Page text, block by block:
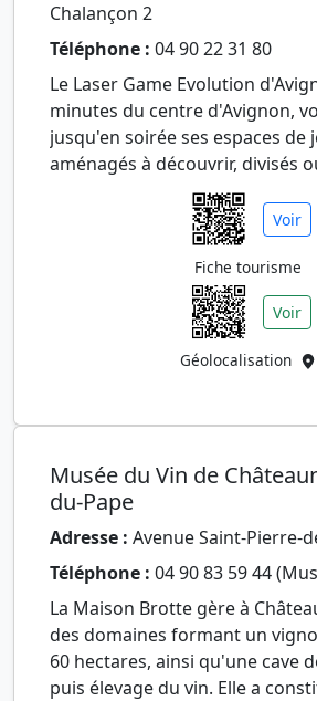
Chalançon 2
Téléphone : 04 90 22 31 80
Le Laser Game Evolution
minutes du centre d'Avignon,
jusqu'en soirée ses espaces de
aménagés à découvrir, divisés
labyrinthes à plusieurs niveaux.…
Voir
Fiche tourisme
Voir
Géolocalisation
Musée du Vin de
du-Pape
Adresse : Avenue Saint-Pierre-
Téléphone : 04 90 83 59 44
La Maison Brotte gère à
des domaines formant un
60 hectares, ainsi qu'une cave
puis élevage du vin. Elle a